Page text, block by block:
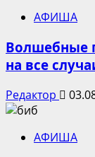
АФИША
Волшебные
на все
Редактор
АФИША